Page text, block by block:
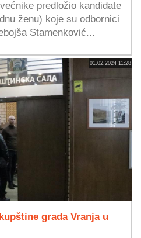
predložio kandidate
ženu) koje su odbornici
Stamenković...
01.02.2024 11:28
grada Vranja u